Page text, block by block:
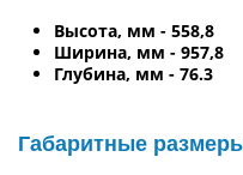
Высота, мм - 558,8
Ширина, мм - 957,8
Глубина, мм - 76.3
Габаритные